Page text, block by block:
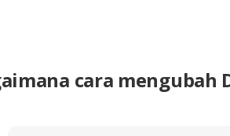
cara mengubah